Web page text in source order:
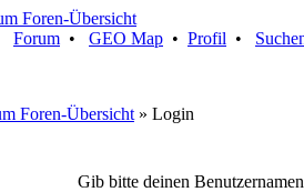
Forum • GEO Map • Profil •
Foren-Übersicht » Login
Gib bitte deinen